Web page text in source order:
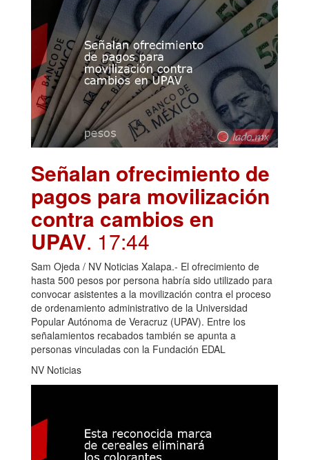
Señalan ofrecimiento de
pagos para movilización
contra cambios en
UPAV. 17:44
Sam Ojeda / NV Noticias Xalapa.- El ofrecimiento de
hasta 500 pesos por persona habría sido utilizado para
convocar asistentes a la movilización contra el proceso
de ordenamiento administrativo de la Universidad
Popular Autónoma de Veracruz (UPAV). Entre los
señalamientos recabados también se apunta a
personas vinculadas con la Fundación EDAL
NV Noticias